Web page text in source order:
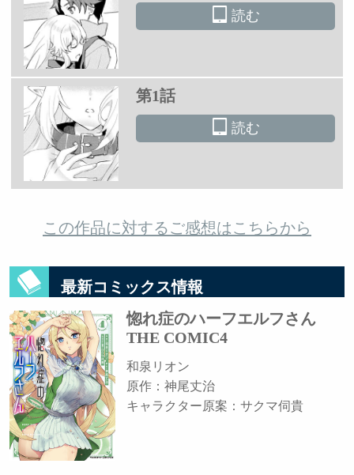
読む
第1話
読む
この作品に対するご感想はこちらから
最新コミックス情報
惚れ症のハーフエルフさん
THE COMIC4
和泉リオン
原作：神尾丈治
キャラクター原案：サクマ伺貴